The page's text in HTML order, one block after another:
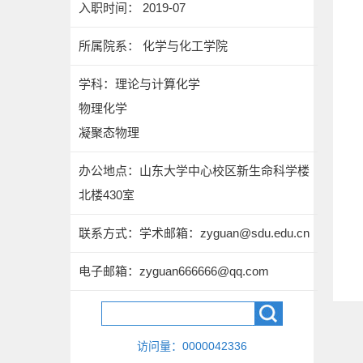
入职时间： 2019-07
所属院系： 化学与化工学院
学科：理论与计算化学
物理化学
凝聚态物理
办公地点：山东大学中心校区新生命科学楼
北楼430室
联系方式： 学术邮箱：zyguan@sdu.edu.cn
电子邮箱： zyguan666666@qq.com
访问量： 0000042336